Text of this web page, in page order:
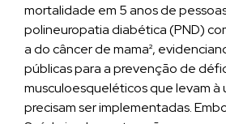
mortalidade em 5 anos de
polineuropatia diabética (PND)
a do câncer de mama²,
públicas para a prevenção de
musculoesqueléticos que levam à
precisam ser implementadas.